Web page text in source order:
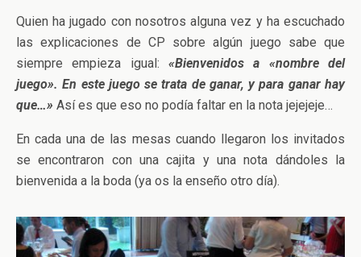
Quien ha jugado con nosotros alguna vez y ha escuchado
las explicaciones de CP sobre algún juego sabe que
siempre empieza igual:
«Bienvenidos a «nombre del
juego». En este juego se trata de ganar, y para ganar hay
que…» Así es que eso no podía faltar en la nota jejejeje…
En cada una de las mesas cuando llegaron los invitados
se encontraron con una cajita y una nota dándoles la
bienvenida a la boda (ya os la enseño otro día).